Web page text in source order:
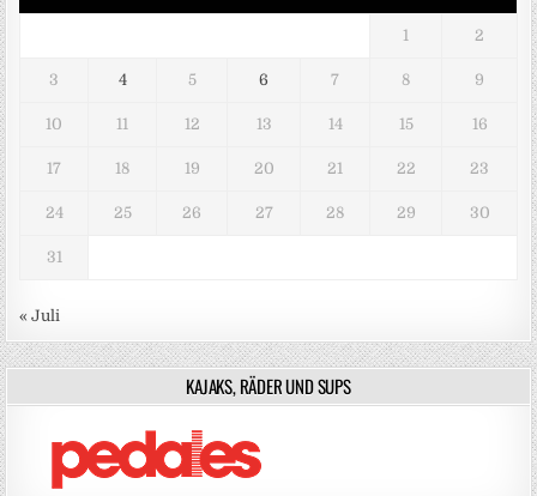
1 2
3 4 5 6 7 8 9
10 11 12 13 14 15 16
17 18 19 20 21 22 23
24 25 26 27 28 29 30
31
« Juli
KAJAKS, RÄDER UND SUPS